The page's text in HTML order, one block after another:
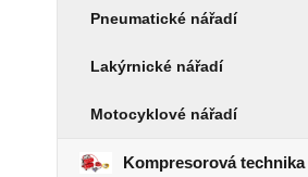
Pneumatické nářadí
Lakýrnické nářadí
Motocyklové nářadí
Kompresorová technika